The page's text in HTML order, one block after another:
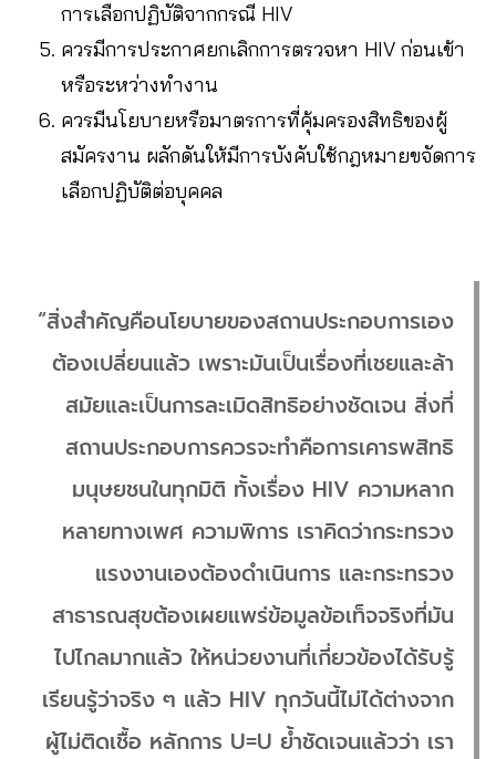
การเลือกปฏิบัติจากกรณี HIV
ควรมีการประกาศยกเลิกการตรวจหา HIV ก่อนเข้า
หรือระหว่างทำงาน
ควรมีนโยบายหรือมาตรการที่คุ้มครองสิทธิของผู้
สมัครงาน ผลักดันให้มีการบังคับใช้กฎหมายขจัดการ
เลือกปฏิบัติต่อบุคคล
“สิ่งสำคัญคือนโยบายของสถานประกอบการเอง
ต้องเปลี่ยนแล้ว เพราะมันเป็นเรื่องที่เชยและล้า
สมัยและเป็นการละเมิดสิทธิอย่างชัดเจน สิ่งที่
สถานประกอบการควรจะทำคือการเคารพสิทธิ
มนุษยชนในทุกมิติ ทั้งเรื่อง HIV ความหลาก
หลายทางเพศ ความพิการ เราคิดว่ากระทรวง
แรงงานเองต้องดำเนินการ และกระทรวง
สาธารณสุขต้องเผยแพร่ข้อมูลข้อเท็จจริงที่มัน
ไปไกลมากแล้ว ให้หน่วยงานที่เกี่ยวข้องได้รับรู้
เรียนรู้ว่าจริง ๆ แล้ว HIV ทุกวันนี้ไม่ได้ต่างจาก
ผู้ไม่ติดเชื้อ หลักการ U=U ย้ำชัดเจนแล้วว่า เรา